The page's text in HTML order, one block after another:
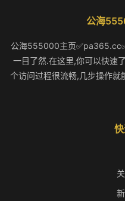
公海
公海555000主页
一目了然.在这里,你可以快速
个访问过程很流畅,几步操作